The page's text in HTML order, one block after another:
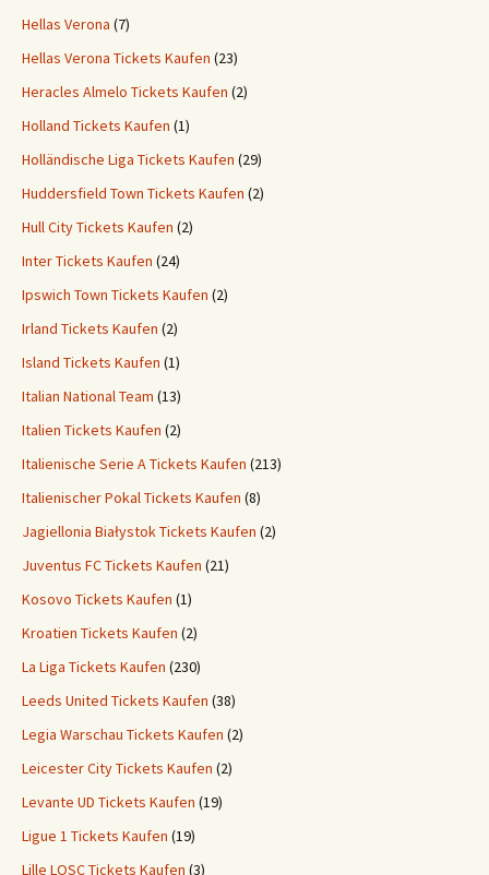
Hellas Verona (7)
Hellas Verona Tickets Kaufen (23)
Heracles Almelo Tickets Kaufen (2)
Holland Tickets Kaufen (1)
Holländische Liga Tickets Kaufen (29)
Huddersfield Town Tickets Kaufen (2)
Hull City Tickets Kaufen (2)
Inter Tickets Kaufen (24)
Ipswich Town Tickets Kaufen (2)
Irland Tickets Kaufen (2)
Island Tickets Kaufen (1)
Italian National Team (13)
Italien Tickets Kaufen (2)
Italienische Serie A Tickets Kaufen (213)
Italienischer Pokal Tickets Kaufen (8)
Jagiellonia Białystok Tickets Kaufen (2)
Juventus FC Tickets Kaufen (21)
Kosovo Tickets Kaufen (1)
Kroatien Tickets Kaufen (2)
La Liga Tickets Kaufen (230)
Leeds United Tickets Kaufen (38)
Legia Warschau Tickets Kaufen (2)
Leicester City Tickets Kaufen (2)
Levante UD Tickets Kaufen (19)
Ligue 1 Tickets Kaufen (19)
Lille LOSC Tickets Kaufen (3)